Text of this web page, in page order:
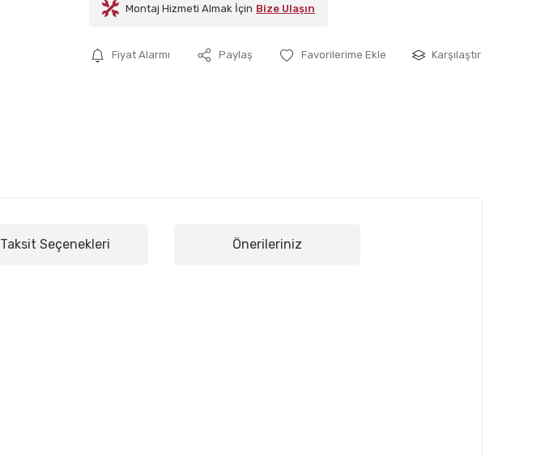
Montaj Hizmeti Almak İçin Bize Ulaşın
Fiyat Alarmı Paylaş Karşılaştır
Taksit Seçenekleri Önerileriniz